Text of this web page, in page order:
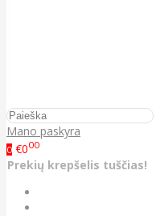
Mano paskyra
0 €000
Prekių krepšelis tuščias!